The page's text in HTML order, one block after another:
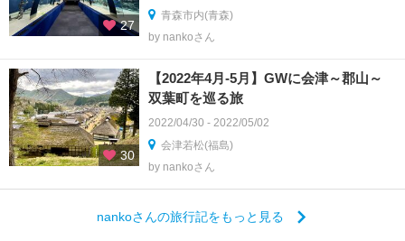
27
青森市内(青森)
by nankoさん
30
【2022年4月‐5月】GWに会津～郡山～
双葉町を巡る旅
2022/04/30 - 2022/05/02
会津若松(福島)
by nankoさん
nankoさんの旅行記をもっと見る